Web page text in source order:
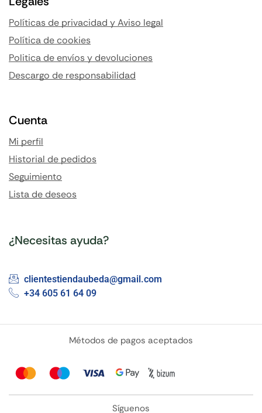
Políticas de privacidad y Aviso legal
Política de cookies
Politica de envíos y devoluciones
Descargo de responsabilidad
Cuenta
Mi perfil
Historial de pedidos
Seguimiento
Lista de deseos
¿Necesitas ayuda?
clientestiendaubeda@gmail.com
+34 605 61 64 09
Métodos de pagos aceptados
Síguenos